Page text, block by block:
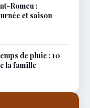
Romeu :
et saison
de pluie : 10
la famille